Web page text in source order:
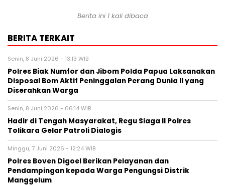
Berita ini 1 kali dibaca
BERITA TERKAIT
Senin, 8 Juni 2026 - 13:13 WIB
Polres Biak Numfor dan Jibom Polda Papua Laksanakan
Disposal Bom Aktif Peninggalan Perang Dunia II yang
Diserahkan Warga
Senin, 8 Juni 2026 - 06:14 WIB
Hadir di Tengah Masyarakat, Regu Siaga II Polres
Tolikara Gelar Patroli Dialogis
Minggu, 7 Juni 2026 - 12:24 WIB
Polres Boven Digoel Berikan Pelayanan dan
Pendampingan kepada Warga Pengungsi Distrik
Manggelum